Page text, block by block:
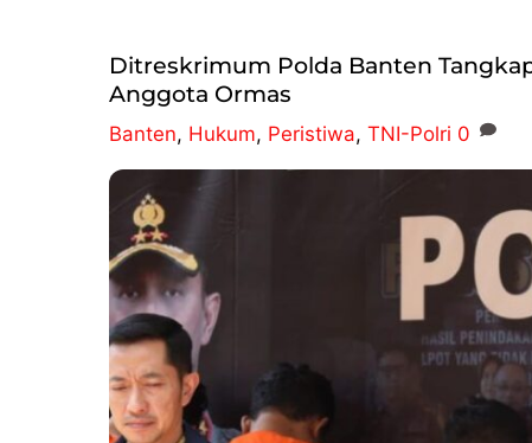
Ditreskrimum Polda Banten
Anggota Ormas
Banten, Hukum, Peristiwa, TNI-Polri 0